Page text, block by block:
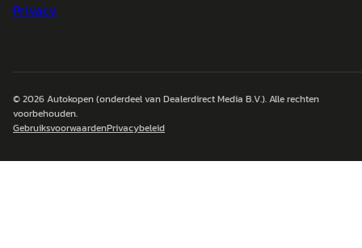
Privacy
© 2026Autokopen(onderdeel van Dealerdirect Media B.V.). Alle rechten
voorbehouden.
GebruiksvoorwaardenPrivacybeleid